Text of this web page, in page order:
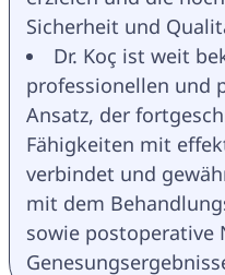
Sicherheit und
Dr. Koç ist weit
professionellen und
Ansatz, der
Fähigkeiten mit
verbindet und
mit dem
sowie postoperative